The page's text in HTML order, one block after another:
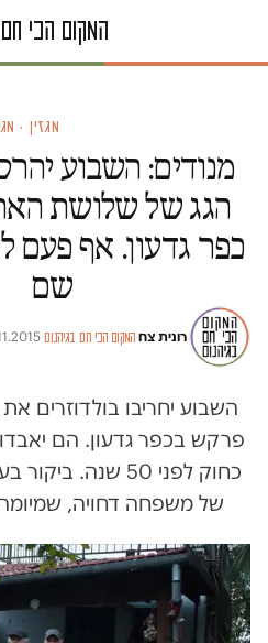
מגזין ·
מנודים: השבוע
הגג של שלושת
כפר גדעון. אף פעם
שם
רונית צח·המקום הכי חם בגיהנום·
השבוע יחריבו בולדוזרים
פרקש בכפר גדעון. הם
כחוק לפני 50 שנה.
של משפחה דחויה,